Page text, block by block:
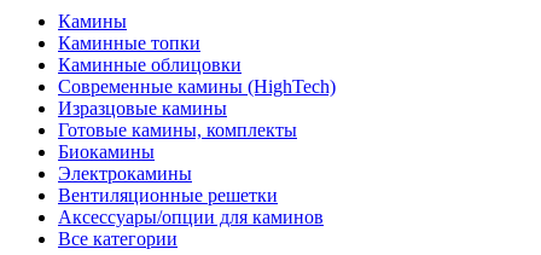
Камины
Каминные топки
Каминные облицовки
Современные камины (HighTech)
Изразцовые камины
Готовые камины, комплекты
Биокамины
Электрокамины
Вентиляционные решетки
Аксессуары/опции для каминов
Все категории